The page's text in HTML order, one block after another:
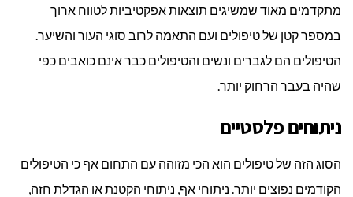
מתקדמים מאוד שמשיגים תוצאות אפקטיביות לטווח ארוך
במספר קטן של טיפולים ועם התאמה לרוב סוגי העור והשיער.
הטיפולים הם לגברים ונשים והטיפולים כבר אינם כואבים כפי
שהיה בעבר הרחוק יותר.
ניתוחים פלסטיים
הסוג הזה של טיפולים הוא הכי מזוהה עם התחום אף כי הטיפולים
הקודמים נפוצים יותר. ניתוחי אף, ניתוחי הקטנת או הגדלת חזה,